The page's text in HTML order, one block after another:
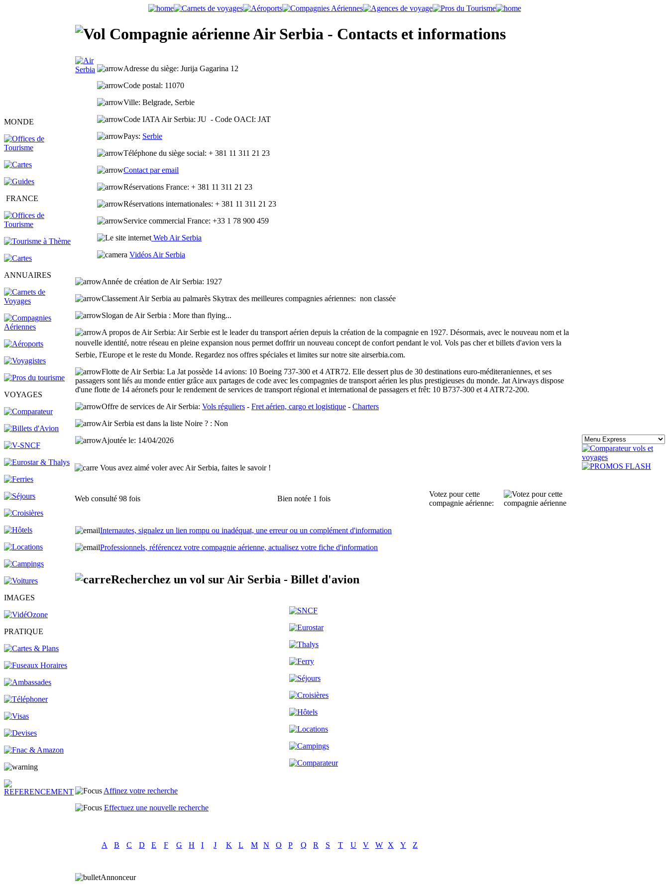
MONDE
FRANCE
ANNUAIRES
VOYAGES
IMAGES
PRATIQUE
Compagnie aérienne Air Serbia - Contacts et informations
Adresse du siège: Jurija Gagarina 12
Code postal: 11070
Ville: Belgrade, Serbie
Code IATA Air Serbia: JU - Code OACI: JAT
Pays: Serbie
Téléphone du siège social: + 381 11 311 21 23
Contact par email
Réservations France: + 381 11 311 21 23
Réservations internationales: + 381 11 311 21 23
Service commercial France: +33 1 78 900 459
Web Air Serbia
Vidéos Air Serbia
Année de création de Air Serbia: 1927
Classement Air Serbia au palmarès Skytrax des meilleures compagnies aériennes: non classée
Slogan de Air Serbia : More than flying...
A propos de Air Serbia: Air Serbie est le leader du transport aérien depuis la création de la compagnie en 1927. Désormais, avec le nouveau nom et la
nouvelle identité, notre réseau en pleine expansion nous permet doffrir un nouveau concept de confort pendant le vol. Vols pas cher et billets d'avion vers la
Serbie, l'Europe et le reste du Monde. Regardez nos offres spéciales et limites sur notre site airserbia.com.
Flotte de Air Serbia: La Jat possède 14 avions: 10 Boeing 737-300 et 4 ATR72. Elle dessert plus de 30 destinations euro-méditeraniennes, et ses
passagers sont liés au monde entier grâce aux partages de code avec les compagnies de transport aérien les plus prestigieuses du monde. Jat Airways dispose
d'une flotte de 14 aéronefs pour le rendement de services de transport régional et international de passagers et frêt: 10 B737-300 et 4 ATR72-200.
Offre de services de Air Serbia: Vols réguliers - Fret aérien, cargo et logistique - Charters
Air Serbia est dans la liste Noire ? : Non
Ajoutée le: 14/04/2026
Vous avez aimé voler avec Air Serbia, faites le savoir !
Web consulté 98 fois Bien notée 1 fois
Votez pour cette
compagnie aérienne:
Internautes, signalez un lien rompu ou inadéquat, une erreur ou un complément d'information
Professionnels, référencez votre compagnie aérienne, actualisez votre fiche d'information
Recherchez un vol sur Air Serbia - Billet d'avion
Affinez votre recherche
Effectuez une nouvelle recherche
A B C D E F G H I J K L M N O P Q R S T U V W X Y Z
Annonceur